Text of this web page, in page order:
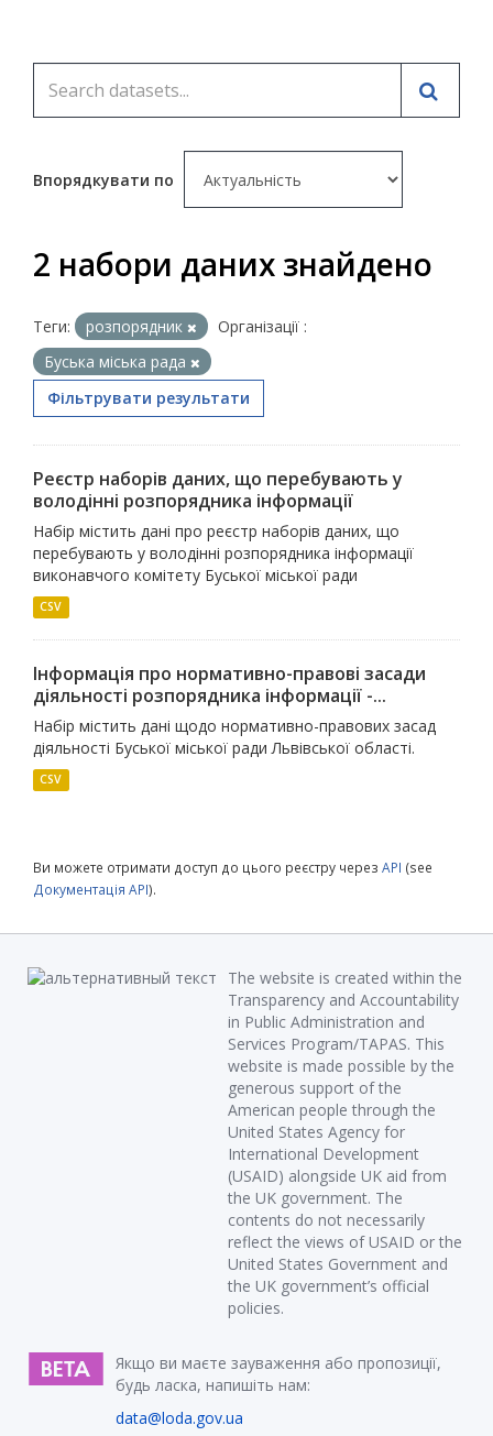
Впорядкувати по
2 набори даних знайдено
Теги: розпорядник
Організації :
Буська міська рада
Фільтрувати результати
Реєстр наборів даних, що перебувають у
володінні розпорядника інформації
Набір містить дані про реєстр наборів даних, що
перебувають у володінні розпорядника інформації
виконавчого комітету Буської міської ради
CSV
Інформація про нормативно-правові засади
діяльності розпорядника інформації -...
Набір містить дані щодо нормативно-правових засад
діяльності Буської міської ради Львівської області.
CSV
Ви можете отримати доступ до цього реєстру через API (see
Документація API).
The website is created within the
Transparency and Accountability
in Public Administration and
Services Program/TAPAS. This
website is made possible by the
generous support of the
American people through the
United States Agency for
International Development
(USAID) alongside UK aid from
the UK government. The
contents do not necessarily
reflect the views of USAID or the
United States Government and
the UK government’s official
policies.
Якщо ви маєте зауваження або пропозиції,
будь ласка, напишіть нам:
data@loda.gov.ua